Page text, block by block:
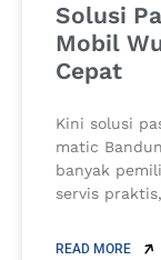
Solusi
Mobil
Cepat
Kini solusi
matic
banyak
servis praktis,
READ MORE